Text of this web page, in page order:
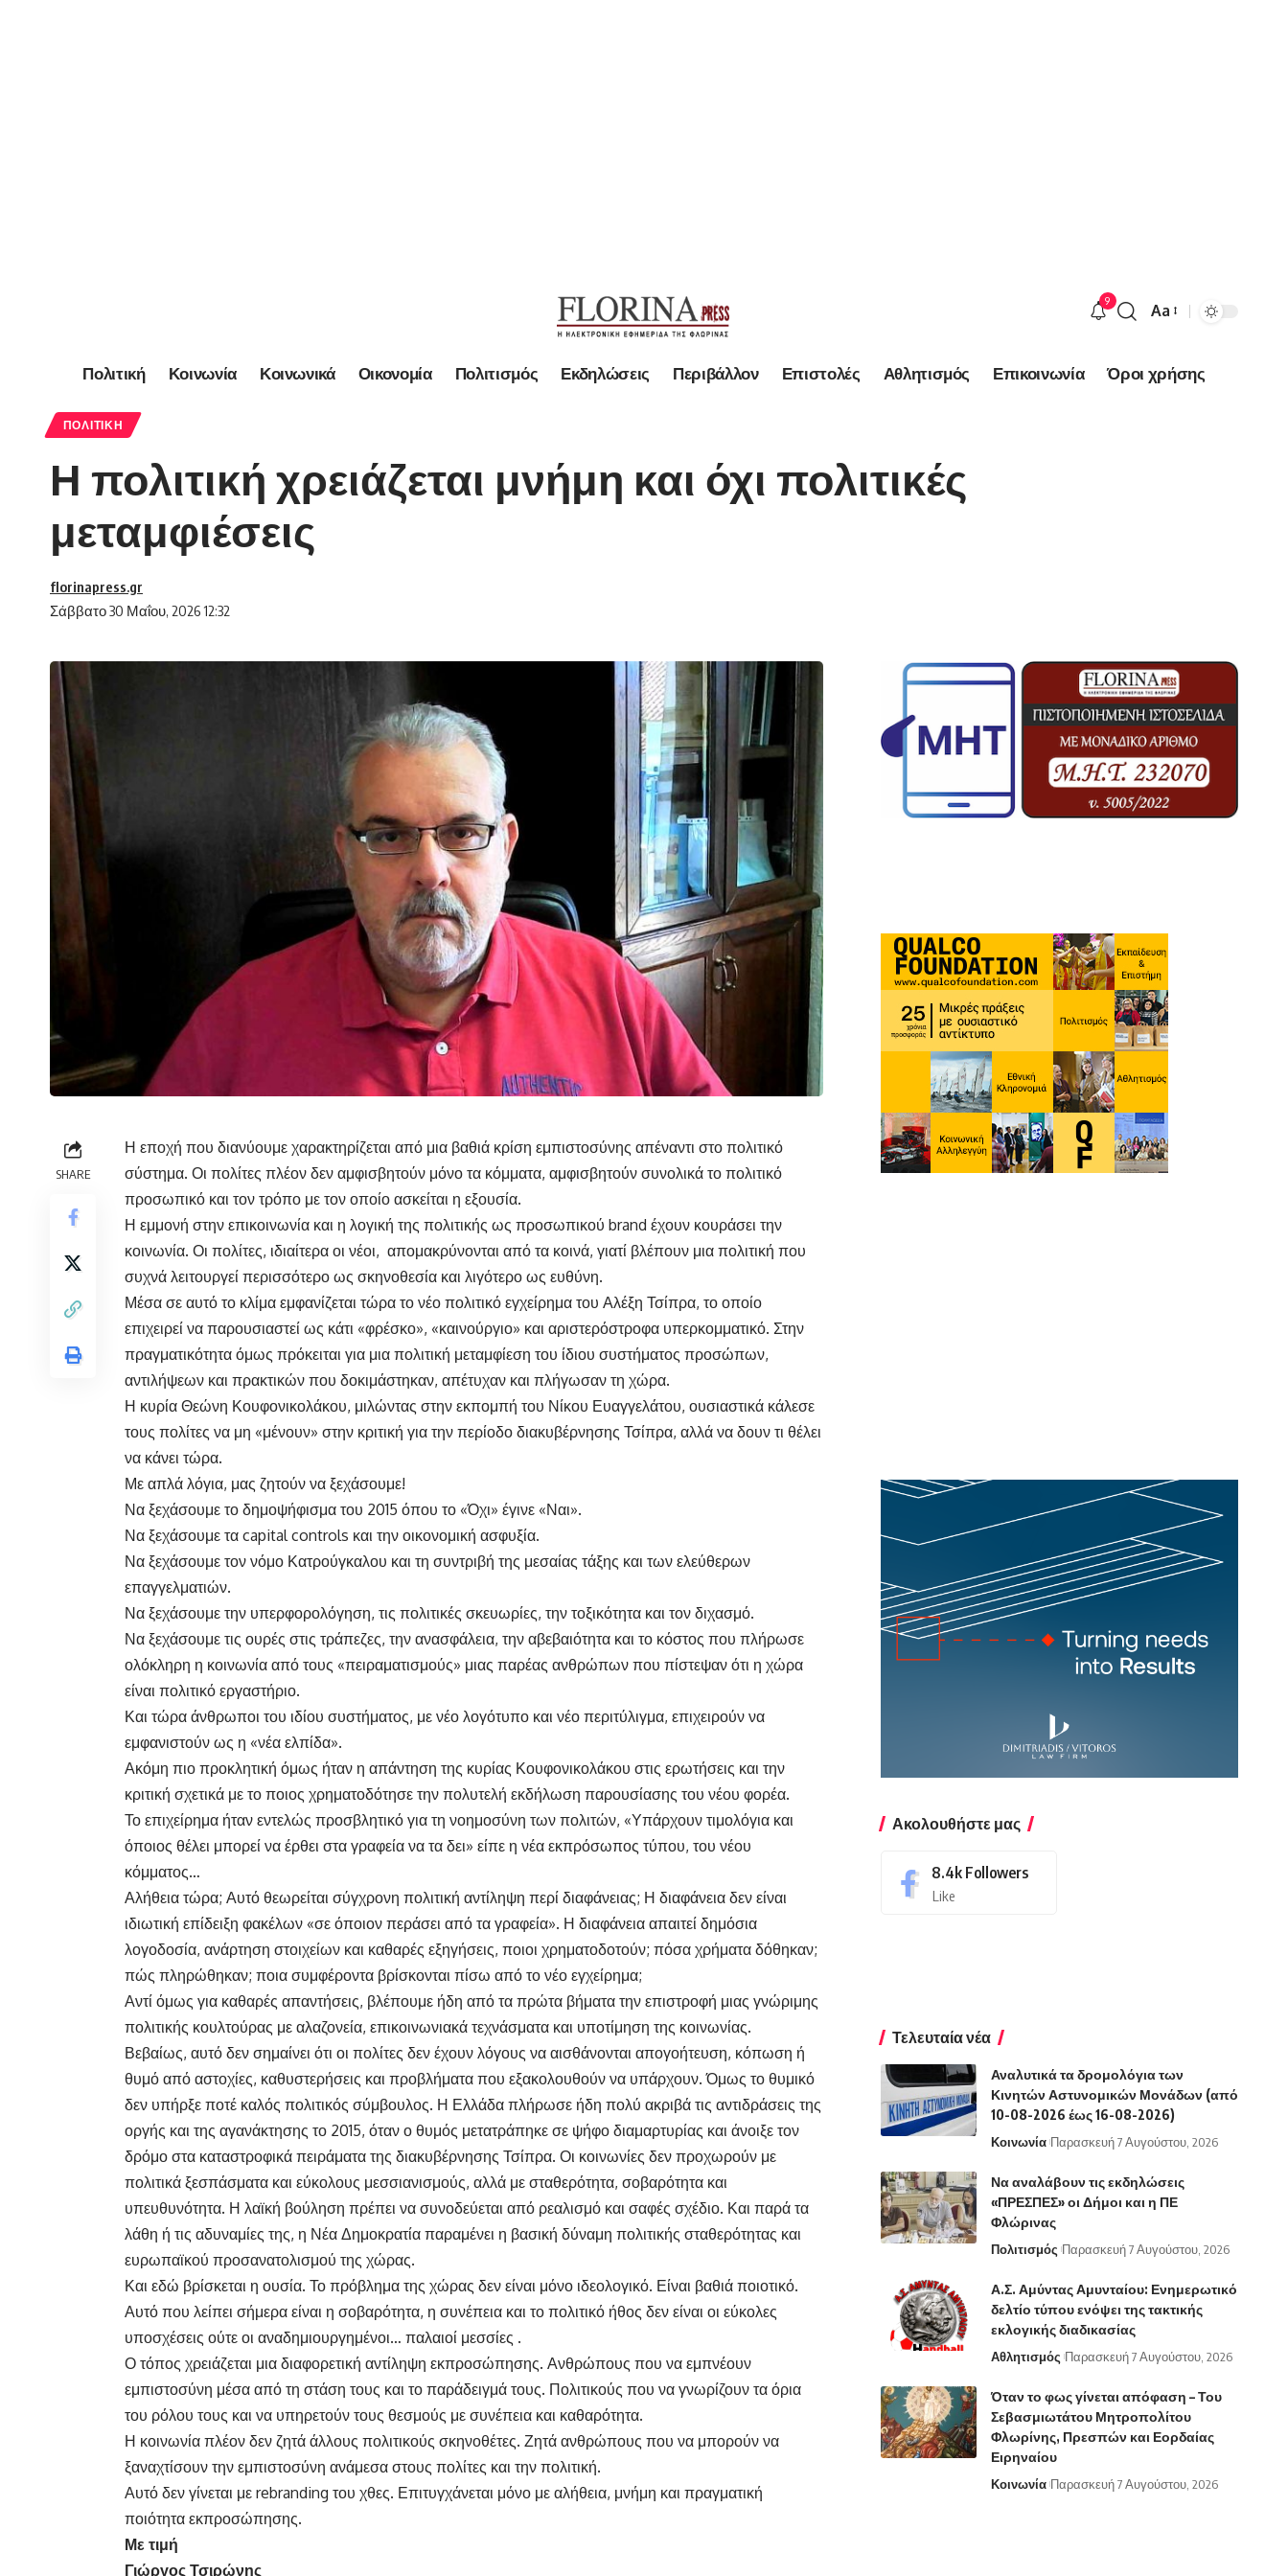
9
Font
Aa
Πολιτική Κοινωνία Κοινωνικά Οικονομία Πολιτισμός Εκδηλώσεις Περιβάλλον Επιστολές Αθλητισμός Επικοινωνία Όροι χρήσης
ΠΟΛΙΤΙΚΉ
Η πολιτική χρειάζεται μνήμη και όχι πολιτικές
μεταμφιέσεις
Σάββατο 30 Μαΐου, 2026 12:32
florinapress.gr
SHARE
Η εποχή που διανύουμε χαρακτηρίζεται από μια βαθιά κρίση εμπιστοσύνης απέναντι στο πολιτικό
σύστημα. Οι πολίτες πλέον δεν αμφισβητούν μόνο τα κόμματα, αμφισβητούν συνολικά το πολιτικό
προσωπικό και τον τρόπο με τον οποίο ασκείται η εξουσία.
Η εμμονή στην επικοινωνία και η λογική της πολιτικής ως προσωπικού brand έχουν κουράσει την
κοινωνία. Οι πολίτες, ιδιαίτερα οι νέοι, απομακρύνονται από τα κοινά, γιατί βλέπουν μια πολιτική που
συχνά λειτουργεί περισσότερο ως σκηνοθεσία και λιγότερο ως ευθύνη.
Μέσα σε αυτό το κλίμα εμφανίζεται τώρα το νέο πολιτικό εγχείρημα του Αλέξη Τσίπρα, το οποίο
επιχειρεί να παρουσιαστεί ως κάτι «φρέσκο», «καινούργιο» και αριστερόστροφα υπερκομματικό. Στην
πραγματικότητα όμως πρόκειται για μια πολιτική μεταμφίεση του ίδιου συστήματος προσώπων,
αντιλήψεων και πρακτικών που δοκιμάστηκαν, απέτυχαν και πλήγωσαν τη χώρα.
Η κυρία Θεώνη Κουφονικολάκου, μιλώντας στην εκπομπή του Νίκου Ευαγγελάτου, ουσιαστικά κάλεσε
τους πολίτες να μη «μένουν» στην κριτική για την περίοδο διακυβέρνησης Τσίπρα, αλλά να δουν τι θέλει
να κάνει τώρα.
Με απλά λόγια, μας ζητούν να ξεχάσουμε!
Να ξεχάσουμε το δημοψήφισμα του 2015 όπου το «Όχι» έγινε «Ναι».
Να ξεχάσουμε τα capital controls και την οικονομική ασφυξία.
Να ξεχάσουμε τον νόμο Κατρούγκαλου και τη συντριβή της μεσαίας τάξης και των ελεύθερων
επαγγελματιών.
Να ξεχάσουμε την υπερφορολόγηση, τις πολιτικές σκευωρίες, την τοξικότητα και τον διχασμό.
Να ξεχάσουμε τις ουρές στις τράπεζες, την ανασφάλεια, την αβεβαιότητα και το κόστος που πλήρωσε
ολόκληρη η κοινωνία από τους «πειραματισμούς» μιας παρέας ανθρώπων που πίστεψαν ότι η χώρα
είναι πολιτικό εργαστήριο.
Και τώρα άνθρωποι του ιδίου συστήματος, με νέο λογότυπο και νέο περιτύλιγμα, επιχειρούν να
εμφανιστούν ως η «νέα ελπίδα».
Ακόμη πιο προκλητική όμως ήταν η απάντηση της κυρίας Κουφονικολάκου στις ερωτήσεις και την
κριτική σχετικά με το ποιος χρηματοδότησε την πολυτελή εκδήλωση παρουσίασης του νέου φορέα.
Το επιχείρημα ήταν εντελώς προσβλητικό για τη νοημοσύνη των πολιτών, «Υπάρχουν τιμολόγια και
όποιος θέλει μπορεί να έρθει στα γραφεία να τα δει» είπε η νέα εκπρόσωπος τύπου, του νέου
κόμματος…
Αλήθεια τώρα; Αυτό θεωρείται σύγχρονη πολιτική αντίληψη περί διαφάνειας; Η διαφάνεια δεν είναι
ιδιωτική επίδειξη φακέλων «σε όποιον περάσει από τα γραφεία». Η διαφάνεια απαιτεί δημόσια
λογοδοσία, ανάρτηση στοιχείων και καθαρές εξηγήσεις, ποιοι χρηματοδοτούν; πόσα χρήματα δόθηκαν;
πώς πληρώθηκαν; ποια συμφέροντα βρίσκονται πίσω από το νέο εγχείρημα;
Αντί όμως για καθαρές απαντήσεις, βλέπουμε ήδη από τα πρώτα βήματα την επιστροφή μιας γνώριμης
πολιτικής κουλτούρας με αλαζονεία, επικοινωνιακά τεχνάσματα και υποτίμηση της κοινωνίας.
Βεβαίως, αυτό δεν σημαίνει ότι οι πολίτες δεν έχουν λόγους να αισθάνονται απογοήτευση, κόπωση ή
θυμό από αστοχίες, καθυστερήσεις και προβλήματα που εξακολουθούν να υπάρχουν. Όμως το θυμικό
δεν υπήρξε ποτέ καλός πολιτικός σύμβουλος. Η Ελλάδα πλήρωσε ήδη πολύ ακριβά τις αντιδράσεις της
οργής και της αγανάκτησης το 2015, όταν ο θυμός μετατράπηκε σε ψήφο διαμαρτυρίας και άνοιξε τον
δρόμο στα καταστροφικά πειράματα της διακυβέρνησης Τσίπρα. Οι κοινωνίες δεν προχωρούν με
πολιτικά ξεσπάσματα και εύκολους μεσσιανισμούς, αλλά με σταθερότητα, σοβαρότητα και
υπευθυνότητα. Η λαϊκή βούληση πρέπει να συνοδεύεται από ρεαλισμό και σαφές σχέδιο. Και παρά τα
λάθη ή τις αδυναμίες της, η Νέα Δημοκρατία παραμένει η βασική δύναμη πολιτικής σταθερότητας και
ευρωπαϊκού προσανατολισμού της χώρας.
Και εδώ βρίσκεται η ουσία. Το πρόβλημα της χώρας δεν είναι μόνο ιδεολογικό. Είναι βαθιά ποιοτικό.
Αυτό που λείπει σήμερα είναι η σοβαρότητα, η συνέπεια και το πολιτικό ήθος δεν είναι οι εύκολες
υποσχέσεις ούτε οι αναδημιουργημένοι… παλαιοί μεσσίες .
Ο τόπος χρειάζεται μια διαφορετική αντίληψη εκπροσώπησης. Ανθρώπους που να εμπνέουν
εμπιστοσύνη μέσα από τη στάση τους και το παράδειγμά τους. Πολιτικούς που να γνωρίζουν τα όρια
του ρόλου τους και να υπηρετούν τους θεσμούς με συνέπεια και καθαρότητα.
Η κοινωνία πλέον δεν ζητά άλλους πολιτικούς σκηνοθέτες. Ζητά ανθρώπους που να μπορούν να
ξαναχτίσουν την εμπιστοσύνη ανάμεσα στους πολίτες και την πολιτική.
Αυτό δεν γίνεται με rebranding του χθες. Επιτυγχάνεται μόνο με αλήθεια, μνήμη και πραγματική
ποιότητα εκπροσώπησης.
Με τιμή
Γιώργος Τσιρώνης
Ακολουθήστε μας
8.4k Followers
Like
Τελευταία νέα
Αναλυτικά τα δρομολόγια των
Κινητών Αστυνομικών Μονάδων (από
10-08-2026 έως 16-08-2026)
Κοινωνία Παρασκευή 7 Αυγούστου, 2026
Να αναλάβουν τις εκδηλώσεις
«ΠΡΕΣΠΕΣ» οι Δήμοι και η ΠΕ
Φλώρινας
Πολιτισμός Παρασκευή 7 Αυγούστου, 2026
Α.Σ. Αμύντας Αμυνταίου: Ενημερωτικό
δελτίο τύπου ενόψει της τακτικής
εκλογικής διαδικασίας
Αθλητισμός Παρασκευή 7 Αυγούστου, 2026
Όταν το φως γίνεται απόφαση – Του
Σεβασμιωτάτου Μητροπολίτου
Φλωρίνης, Πρεσπών και Εορδαίας
Ειρηναίου
Κοινωνία Παρασκευή 7 Αυγούστου, 2026